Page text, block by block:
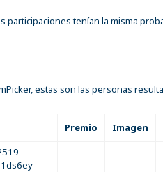
participaciones tenían la misma
estas son las personas
Premio
Imagen